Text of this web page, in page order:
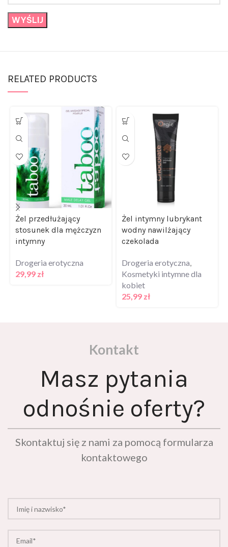
RELATED PRODUCTS
Żel przedłużający
stosunek dla mężczyzn
intymny
Drogeria erotyczna
29,99 zł
Żel intymny lubrykant
wodny nawilżający
czekolada
Drogeria erotyczna,
Kosmetyki intymne dla
kobiet
25,99 zł
Kontakt
Masz pytania
odnośnie oferty?
Skontaktuj się z nami za pomocą formularza
kontaktowego